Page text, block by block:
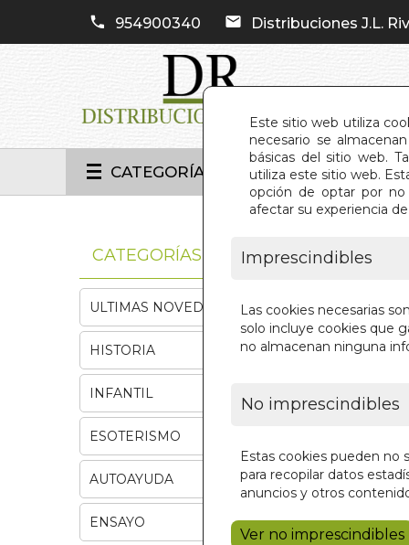
Este sitio web utiliza
necesario se
básicas del sitio web.
utiliza este sitio web.
opción de optar por no
afectar su experiencia
Imprescindibles
Las cookies necesarias
solo incluye cookies que
no almacenan ninguna
No imprescindibles
Estas cookies pueden no
para recopilar datos
anuncios y otros
Ver no imprescindibles
954900340 Distribuciones J.L.
CATEGORÍAS
CATEGORÍAS
ULTIMAS NOVEDADES
HISTORIA
INFANTIL
ESOTERISMO
AUTOAYUDA
ENSAYO